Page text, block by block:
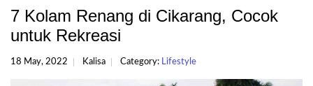
7 Kolam Renang di Cikarang, Cocok
untuk Rekreasi
18 May, 2022 Kalisa Category: Lifestyle